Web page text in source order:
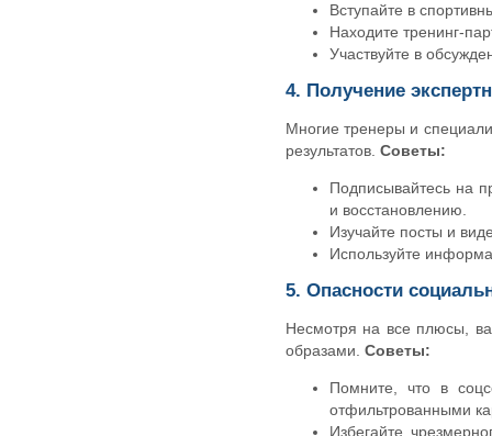
Вступайте в
Находите тренинг-
Участвуйте в
4. Получение
Многие тренеры и
результатов. Советы:
Подписывайтесь на
и восстановлению.
Изучайте посты и
Используйте
5. Опасности
Несмотря на все плюсы,
образами. Советы:
Помните, что в
отфильтрованными
Избегайте